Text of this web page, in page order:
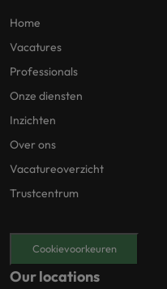
Home
Vacatures
Professionals
Onze diensten
Inzichten
Over ons
Vacatureoverzicht
Trustcentrum
Cookievoorkeuren
Our locations